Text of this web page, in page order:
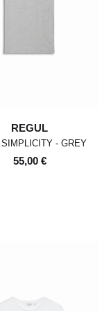
REGUL
SIMPLICITY - GREY
55,00 €